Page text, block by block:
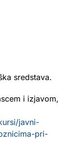
sredstava.
i izjavom,
javni-
pri-